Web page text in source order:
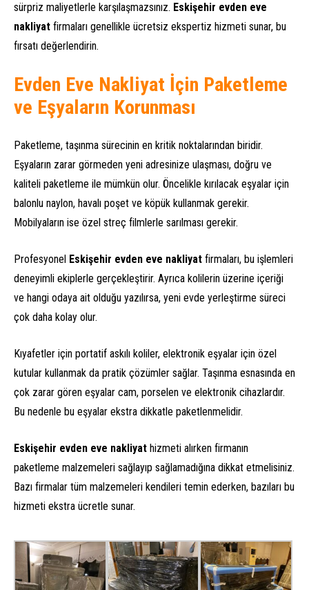
sürpriz maliyetlerle karşılaşmazsınız. Eskişehir evden eve
nakliyat firmaları genellikle ücretsiz ekspertiz hizmeti sunar, bu
fırsatı değerlendirin.
Evden Eve Nakliyat İçin Paketleme
ve Eşyaların Korunması
Paketleme, taşınma sürecinin en kritik noktalarından biridir.
Eşyaların zarar görmeden yeni adresinize ulaşması, doğru ve
kaliteli paketleme ile mümkün olur. Öncelikle kırılacak eşyalar için
balonlu naylon, havalı poşet ve köpük kullanmak gerekir.
Mobilyaların ise özel streç filmlerle sarılması gerekir.
Profesyonel Eskişehir evden eve nakliyat firmaları, bu işlemleri
deneyimli ekiplerle gerçekleştirir. Ayrıca kolilerin üzerine içeriği
ve hangi odaya ait olduğu yazılırsa, yeni evde yerleştirme süreci
çok daha kolay olur.
Kıyafetler için portatif askılı koliler, elektronik eşyalar için özel
kutular kullanmak da pratik çözümler sağlar. Taşınma esnasında en
çok zarar gören eşyalar cam, porselen ve elektronik cihazlardır.
Bu nedenle bu eşyalar ekstra dikkatle paketlenmelidir.
Eskişehir evden eve nakliyat hizmeti alırken firmanın
paketleme malzemeleri sağlayıp sağlamadığına dikkat etmelisiniz.
Bazı firmalar tüm malzemeleri kendileri temin ederken, bazıları bu
hizmeti ekstra ücretle sunar.